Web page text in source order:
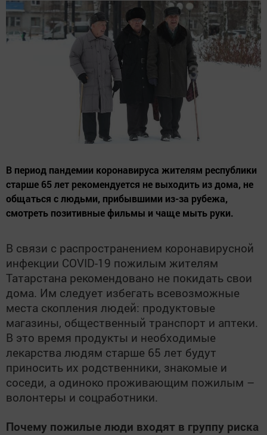
В период пандемии коронавируса жителям республики
старше 65 лет рекомендуется не выходить из дома, не
общаться с людьми, прибывшими из-за рубежа,
смотреть позитивные фильмы и чаще мыть руки.
В связи с распространением коронавирусной
инфекции COVID-19 пожилым жителям
Татарстана рекомендовано не покидать свои
дома. Им следует избегать всевозможные
места скопления людей: продуктовые
магазины, общественный транспорт и аптеки.
В это время продукты и необходимые
лекарства людям старше 65 лет будут
приносить их родственники, знакомые и
соседи, а одиноко проживающим пожилым –
волонтеры и соцработники.
Почему пожилые люди входят в группу риска